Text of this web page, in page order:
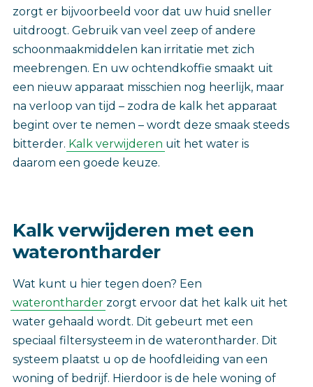
zorgt er bijvoorbeeld voor dat uw huid sneller
uitdroogt. Gebruik van veel zeep of andere
schoonmaakmiddelen kan irritatie met zich
meebrengen. En uw ochtendkoffie smaakt uit
een nieuw apparaat misschien nog heerlijk, maar
na verloop van tijd – zodra de kalk het apparaat
begint over te nemen – wordt deze smaak steeds
bitterder. Kalk verwijderen uit het water is
daarom een goede keuze.
Kalk verwijderen met een
waterontharder
Wat kunt u hier tegen doen? Een
waterontharder zorgt ervoor dat het kalk uit het
water gehaald wordt. Dit gebeurt met een
speciaal filtersysteem in de waterontharder. Dit
systeem plaatst u op de hoofdleiding van een
woning of bedrijf. Hierdoor is de hele woning of